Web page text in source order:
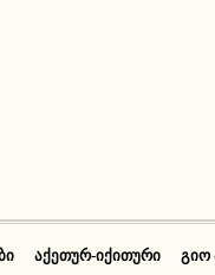
ᲐᲥᲔᲗᲣᲠ-ᲘᲥᲘᲗᲣᲠᲘ ᲒᲘᲝ